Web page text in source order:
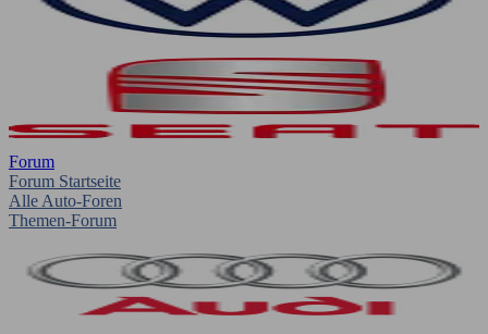
Forum
Forum Startseite
Alle Auto-Foren
Themen-Forum